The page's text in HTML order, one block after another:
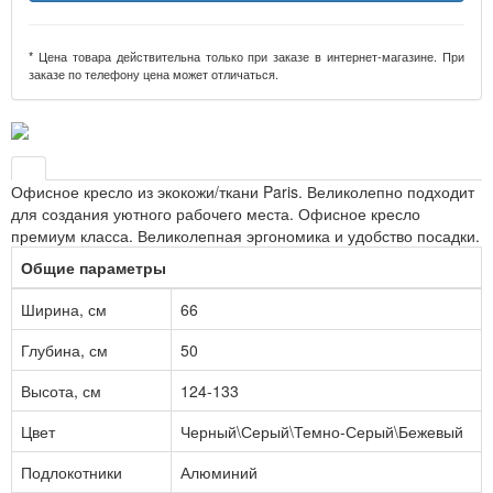
* Цена товара действительна только при заказе в интернет-магазине. При
заказе по телефону цена может отличаться.
Офисное кресло из экокожи/ткани Paris. Великолепно подходит
для создания уютного рабочего места. Офисное кресло
премиум класса. Великолепная эргономика и удобство посадки.
Общие параметры
Ширина, см
66
Глубина, см
50
Высота, см
124-133
Цвет
Черный\Серый\Темно-Серый\Бежевый
Подлокотники
Алюминий